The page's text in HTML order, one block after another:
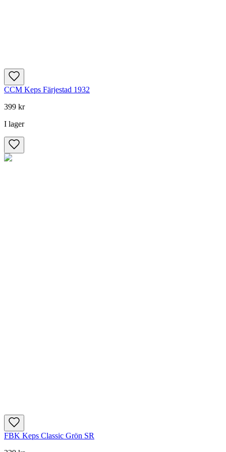
CCM Keps Färjestad 1932
399 kr
I lager
FBK Keps Classic Grön SR